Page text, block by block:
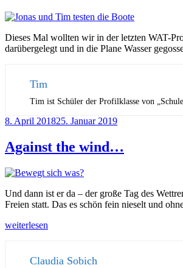
Dieses Mal wollten wir in der letzten WAT-
darübergelegt und in die Plane Wasser
Tim
Tim ist Schüler der Profilklasse von
Veröffentlicht
8. April 201825. Januar 2019
Against the wind…
Und dann ist er da – der große Tag des
Freien statt. Das es schön fein nieselt und
„Against
weiterlesen
Claudia Sobich